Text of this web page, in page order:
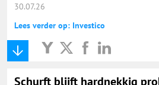
30.07.26
Lees verder op: Investico
Schurft blijft hardnekkig